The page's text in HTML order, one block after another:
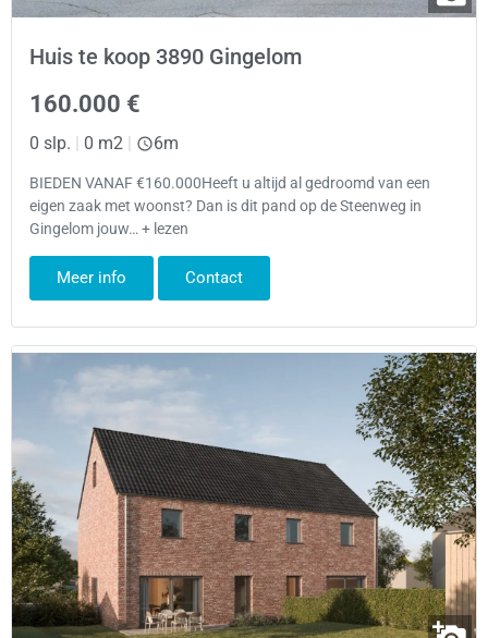
Huis te koop 3890 Gingelom
160.000 €
0 slp. | 0 m2 | 6m
BIEDEN VANAF €160.000Heeft u altijd al gedroomd van een
eigen zaak met woonst? Dan is dit pand op de Steenweg in
Gingelom jouw… + lezen
Meer info Contact